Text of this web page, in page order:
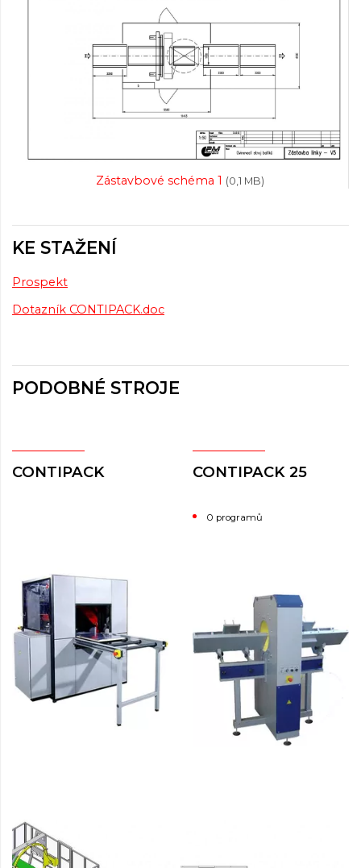
Zástavbové schéma 1 (0,1 MB)
KE STAŽENÍ
Prospekt
Dotazník CONTIPACK.doc
PODOBNÉ STROJE
CONTIPACK CONTIPACK 25
0 programů